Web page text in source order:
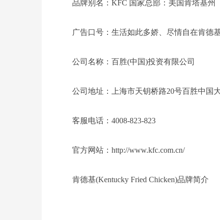
品牌别名：KFC 国家总部：美国肯塔基州
广告口号：生活如此多娇、尽情自在肯德
公司名称：百胜(中国)投资有限公司
公司地址：上海市天钥桥路20号百胜中国
客服电话：4008-823-823
官方网站：http://www.kfc.com.cn/
肯德基(Kentucky Fried Chicken)品牌简介